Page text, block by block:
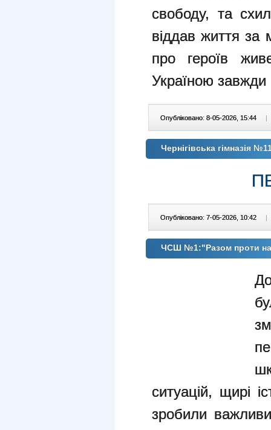
свободу, та
віддав життя за
про героїв
Україною
Опубліковано: 8-05-2026, 15:44 |
Чернігівська гімназія
Опубліковано: 7-05-2026, 10:42 |
ЧСШ №1:"Разом проти
ситуацій, щирі
зробили